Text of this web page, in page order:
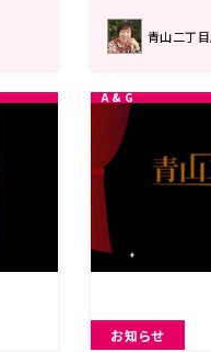
青山二丁
お知らせ